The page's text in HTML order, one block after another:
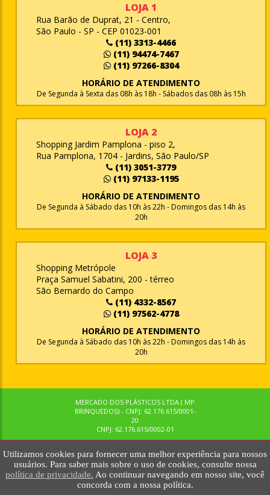
Utilizamos cookies para fornecer uma melhor experiência para nossos
usuários. Para saber mais sobre o uso de cookies, consulte nossa
política de privacidade. Ao continuar navegando em nosso site, você
concorda com a nossa política.
LOJA 1
Rua Barão de Duprat, 21 - Centro,
São Paulo - SP - CEP 01023-001
(11) 3313-4466
(11) 94474-7467
(11) 97266-8304
HORÁRIO DE ATENDIMENTO
De Segunda à Sexta das 08h às 18h - Sábados das 08h às 15h
LOJA 2
Shopping Jardim Pamplona - piso 2,
Rua Pamplona, 1704 - Jardins, São Paulo/SP
(11) 3051-3779
(11) 97133-1195
HORÁRIO DE ATENDIMENTO
De Segunda à Sábado das 10h às 22h - Domingos das 14h às
20h
LOJA 3
Shopping Metrópole
Praça Samuel Sabatini, 200 - térreo
São Bernardo do Campo
(11) 4332-8567
(11) 97562-4778
HORÁRIO DE ATENDIMENTO
De Segunda à Sábado das 10h às 22h - Domingos das 14h às
20h
MERCADO DOS PLÁSTICOS LTDA ( MP
BRINQUEDOS) - CNPJ: 62.176.615/0001-
20
CNPJ: 62.176.615/0002-01
© MPBRINQUEDOS. TODOS OS DIREITOS RESERVADOS. MKTNOW